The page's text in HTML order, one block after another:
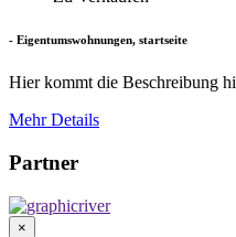
- Eigentumswohnungen, startseite
Hier kommt die Beschreibung
Mehr Details
Partner
×